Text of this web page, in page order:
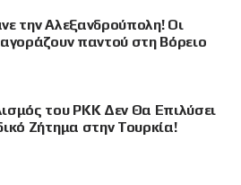
την Αλεξανδρούπολη! Οι
παντού στη Βόρειο
του PKK Δεν Θα Επιλύσει
Ζήτημα στην Τουρκία!